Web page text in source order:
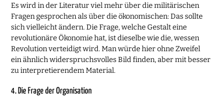
Es wird in der Literatur viel mehr über die militärischen
Fragen gesprochen als über die ökonomischen: Das sollte
sich vielleicht ändern. Die Frage, welche Gestalt eine
revolutionäre Ökonomie hat, ist dieselbe wie die, wessen
Revolution verteidigt wird. Man würde hier ohne Zweifel
ein ähnlich widerspruchsvolles Bild finden, aber mit besser
zu interpretierendem Material.
4. Die Frage der Organisation